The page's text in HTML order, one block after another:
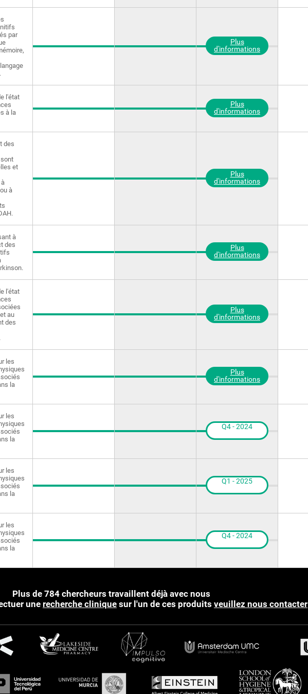
par
Plus
d'informations
l'état
à la
Plus
d'informations
des
et
à
Plus
d'informations
à
des
Plus
d'informations
l'état
au
des
Plus
d'informations
les
la
Plus
d'informations
les
la
Q4 - 2024
les
la
Q1 - 2025
les
la
Q4 - 2024
Plus de 784 chercheurs travaillent déjà avec nous
une recherche clinique sur l'un de ces produits veuillez nous contacter